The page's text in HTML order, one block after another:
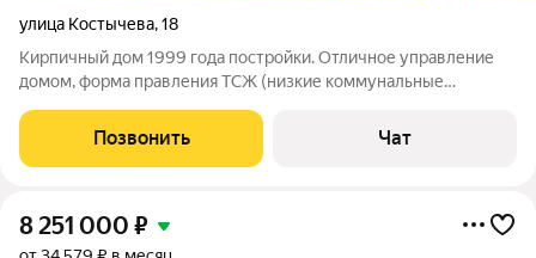
улица Костычева,18
Кирпичный дом 1999 года постройки. Отличное управление
домом, форма правления ТСЖ (низкие коммунальные
Чистый отремонтированный подъезд. Ухоженная придомовая
территория с детской площадкой. Около
Позвонить Чат
8 251 000 ₽